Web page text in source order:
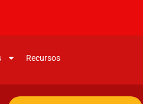
Recursos